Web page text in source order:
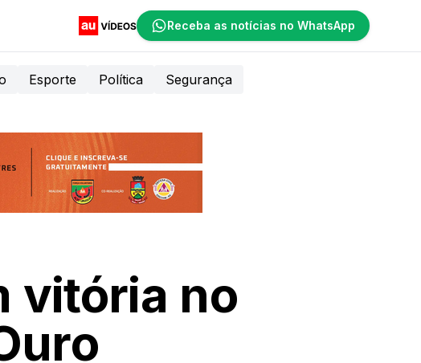
Receba as notícias no WhatsApp
Esporte Política Segurança
vitória no